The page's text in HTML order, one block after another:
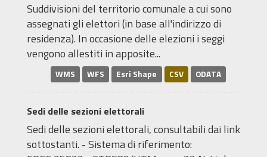
Suddivisioni del territorio comunale a cui sono
assegnati gli elettori (in base all'indirizzo di
residenza). In occasione delle elezioni i seggi
vengono allestiti in apposite...
WMS WFS Esri Shape CSV ODATA
Sedi delle sezioni elettorali
Sedi delle sezioni elettorali, consultabili dai link
sottostanti. - Sistema di riferimento: